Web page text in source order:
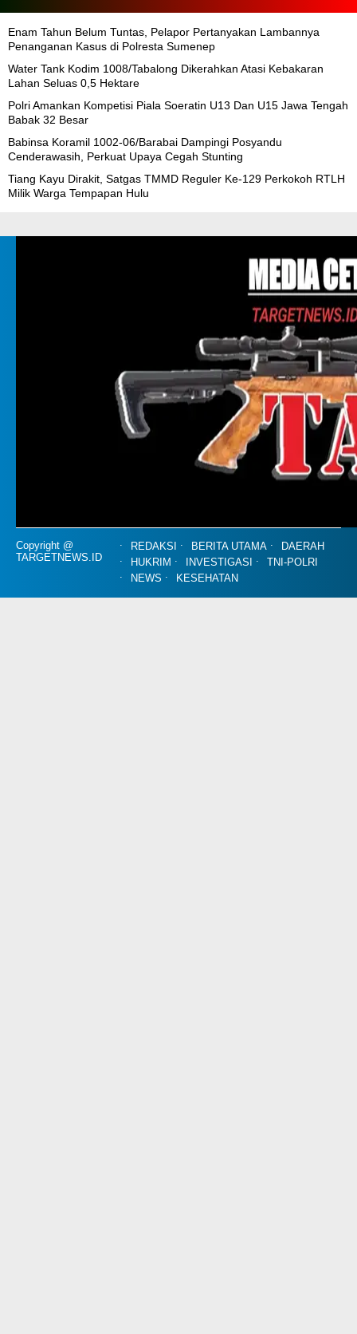
Enam Tahun Belum Tuntas, Pelapor Pertanyakan Lambannya
Penanganan Kasus di Polresta Sumenep
Water Tank Kodim 1008/Tabalong Dikerahkan Atasi Kebakaran
Lahan Seluas 0,5 Hektare
Polri Amankan Kompetisi Piala Soeratin U13 Dan U15 Jawa Tengah
Babak 32 Besar
Babinsa Koramil 1002-06/Barabai Dampingi Posyandu
Cenderawasih, Perkuat Upaya Cegah Stunting
Tiang Kayu Dirakit, Satgas TMMD Reguler Ke-129 Perkokoh RTLH
Milik Warga Tempapan Hulu
Copyright @
TARGETNEWS.ID
REDAKSI BERITA UTAMA
DAERAH
HUKRIM
INVESTIGASI
TNI-POLRI
NEWS
KESEHATAN